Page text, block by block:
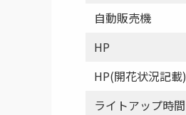
自動販売機
HP
HP(開花状況記載)
ライトアップ時間